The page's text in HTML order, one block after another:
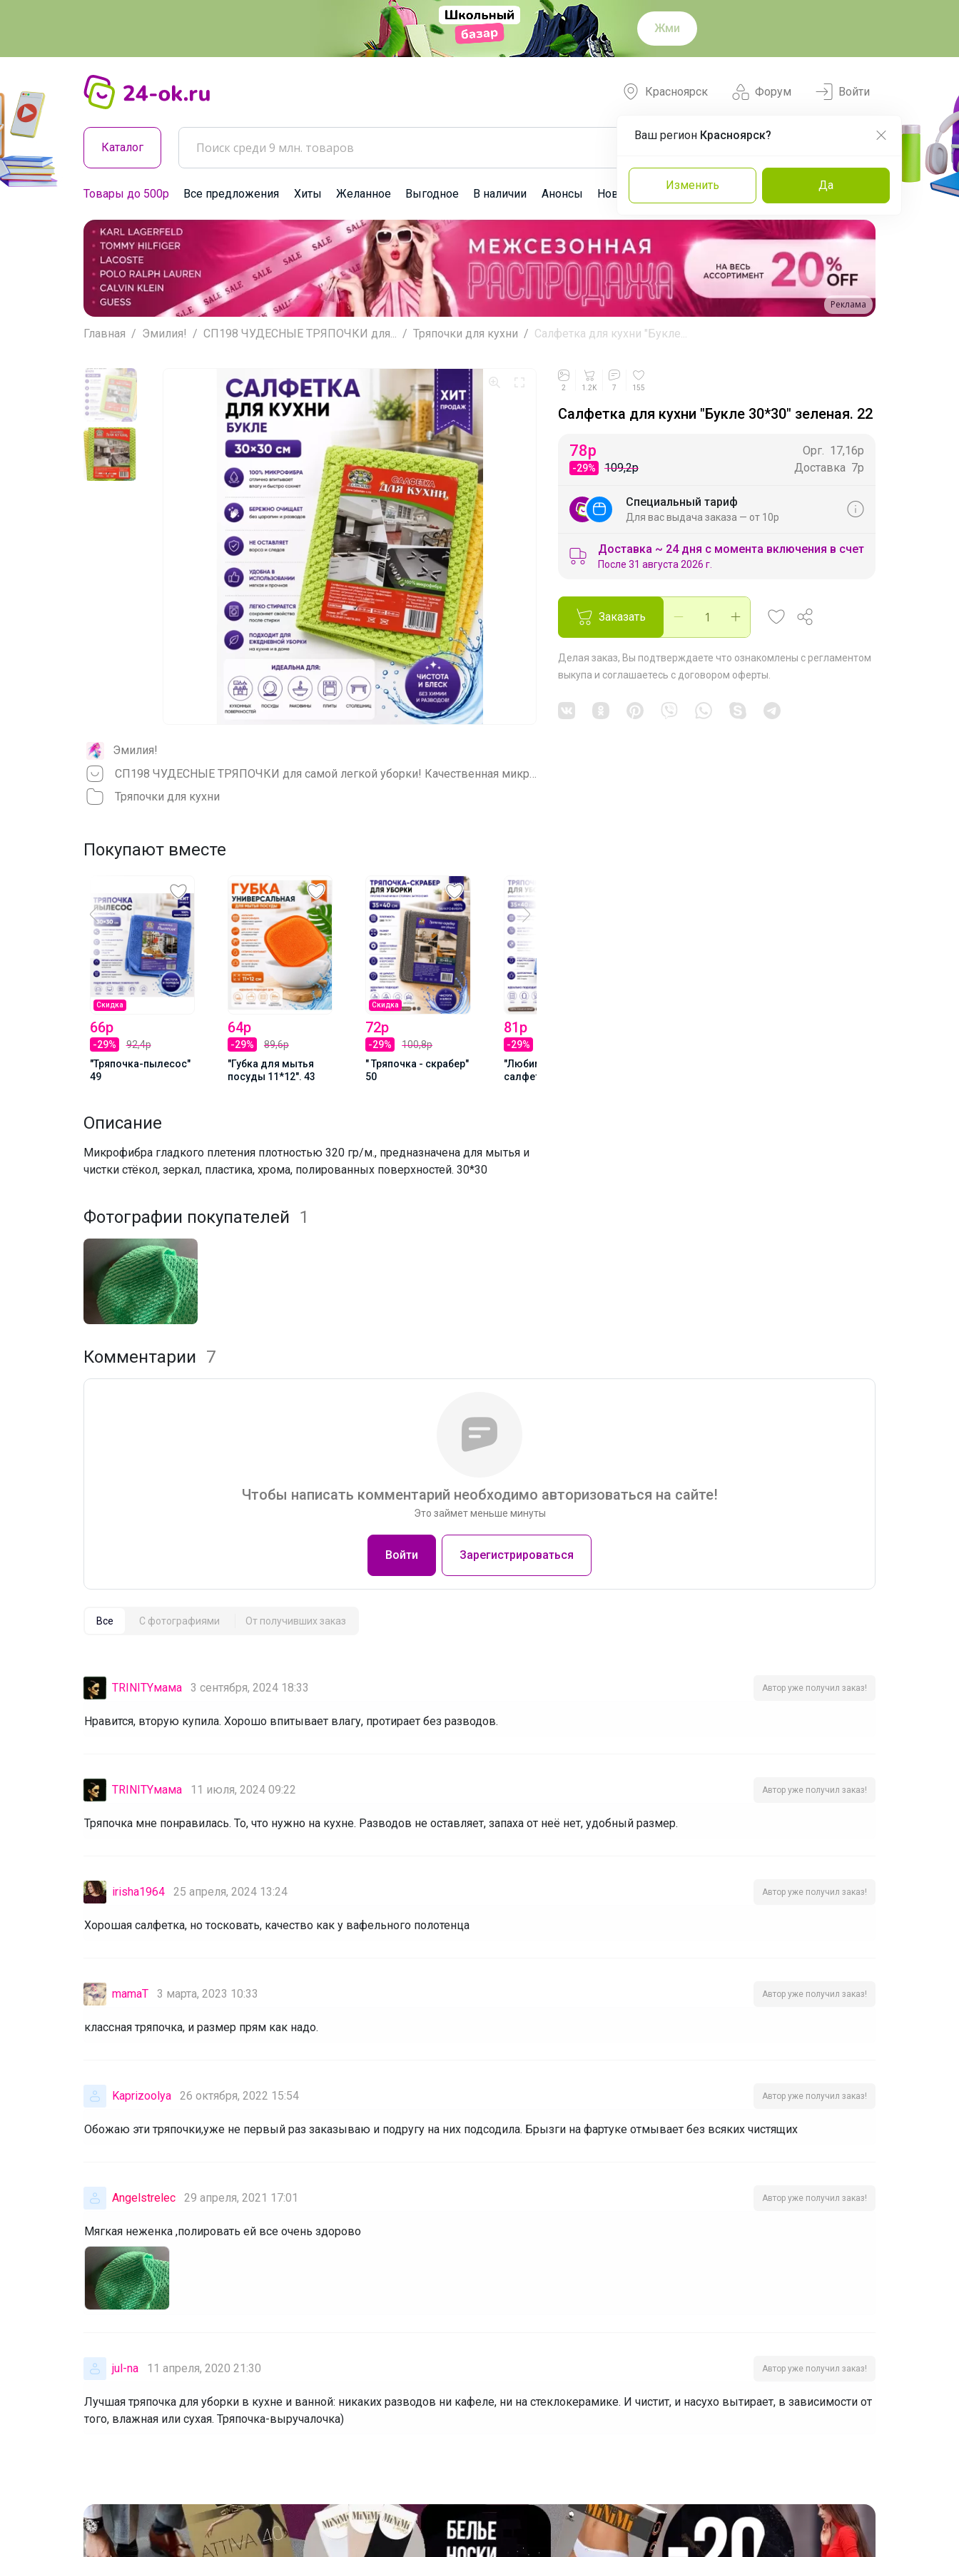
Жми
Форум
Красноярск
Ваш регион Красноярск?
Изменить Да
Войти
Каталог
Товары до 500р Все предложения Хиты Желанное Выгодное В наличии Анонсы Новости Команда Эксперты
Реклама
Главная Эмилия! СП198 ЧУДЕСНЫЕ ТРЯПОЧКИ для... Тряпочки для кухни Салфетка для кухни "Букле...
Эмилия!
СП198 ЧУДЕСНЫЕ ТРЯПОЧКИ для самой легкой уборки! Качественная микрофибра для уборки, для кухни, для бани! НОВИНКИ!
Тряпочки для кухни
Покупают вместе
Скидка
66р
-29%
92,4р
"Тряпочка-пылесос"
49
64р
-29%
89,6р
"Губка для мытья
посуды 11*12". 43
Скидка
72р
-29%
100,8р
" Тряпочка - скрабер"
50
81р
-29%
"Любимая
салфеточка 35*40"
Описание
Микрофибра гладкого плетения плотностью 320 гр/м., предназначена для мытья и
чистки стёкол, зеркал, пластика, хрома, полированных поверхностей. 30*30
2 1.2K 7 155
Салфетка для кухни "Букле 30*30" зеленая. 22
78р
-29% 109,2р
Орг. 17,16р
Доставка 7р
Специальный тариф
Для вас выдача заказа — от 10р
Доставка ~ 24 дня с момента включения в счет
После 31 августа 2026 г.
Заказать
Делая заказ, Вы подтверждаете что ознакомлены с регламентом
выкупа и соглашаетесь с договором оферты
Фотографии покупателей 1
Комментарии 7
Чтобы написать комментарий необходимо авторизоваться на сайте!
Это займет меньше минуты
Войти Зарегистрироваться
Все С фотографиями От получивших заказ
TRINITYмама 3 сентября, 2024 18:33 Автор уже получил заказ!
Нравится, вторую купила. Хорошо впитывает влагу, протирает без разводов.
TRINITYмама 11 июля, 2024 09:22 Автор уже получил заказ!
Тряпочка мне понравилась. То, что нужно на кухне. Разводов не оставляет, запаха от неё нет, удобный размер.
irisha1964 25 апреля, 2024 13:24 Автор уже получил заказ!
Хорошая салфетка, но тосковать, качество как у вафельного полотенца
mamaT 3 марта, 2023 10:33 Автор уже получил заказ!
классная тряпочка, и размер прям как надо.
Kaprizoolya 26 октября, 2022 15:54 Автор уже получил заказ!
Обожаю эти тряпочки,уже не первый раз заказываю и подругу на них подсодила. Брызги на фартуке отмывает без всяких чистящих
Angelstrelec 29 апреля, 2021 17:01 Автор уже получил заказ!
Мягкая неженка ,полировать ей все очень здорово
jul-na 11 апреля, 2020 21:30 Автор уже получил заказ!
Лучшая тряпочка для уборки в кухне и ванной: никаких разводов ни кафеле, ни на стеклокерамике. И чистит, и насухо вытирает, в зависимости от
того, влажная или сухая. Тряпочка-выручалочка)